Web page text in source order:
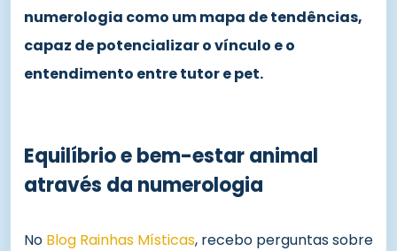
numerologia como um mapa de tendências,
capaz de potencializar o vínculo e o
entendimento entre tutor e pet.
Equilíbrio e bem-estar animal
através da numerologia
No Blog Rainhas Místicas, recebo perguntas sobre